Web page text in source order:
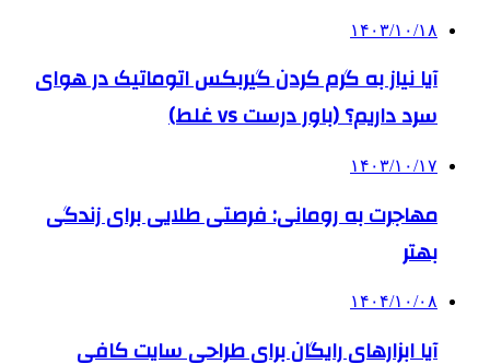
۱۴۰۳/۱۰/۱۸
آیا نیاز به گرم کردن گیربکس اتوماتیک در هوای
سرد داریم؟ (باور درست vs غلط)
۱۴۰۳/۱۰/۱۷
مهاجرت به رومانی: فرصتی طلایی برای زندگی
بهتر
۱۴۰۴/۱۰/۰۸
آیا ابزارهای رایگان برای طراحی سایت کافی